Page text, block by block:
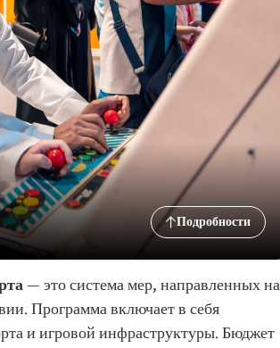
Подробности
— это система мер, направленных на
Программа включает в себя
и игровой инфраструктуры. Бюджет